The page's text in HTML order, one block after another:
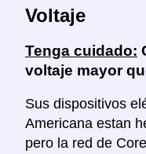
Voltaje
Tenga cuidado:
voltaje mayor
Sus dispositivos
Americana estan
pero la red de